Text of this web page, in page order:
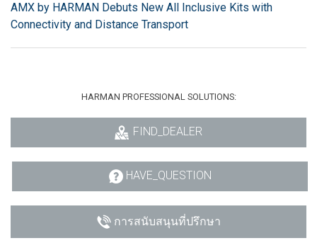
AMX by HARMAN Debuts New All Inclusive Kits with
Connectivity and Distance Transport
HARMAN PROFESSIONAL SOLUTIONS:
FIND_DEALER
HAVE_QUESTION
การสนับสนุนที่ปรึกษา